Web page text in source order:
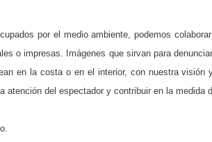
por el medio ambiente, podemos
o impresas. Imágenes que sirvan para
en la costa o en el interior, con nuestra
atención del espectador y contribuir en la medida